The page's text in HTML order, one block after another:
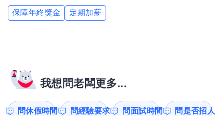
保障年終獎金 定期加薪
我想問老闆更多...
問休假時間 問經驗要求 問面試時間 問是否招人